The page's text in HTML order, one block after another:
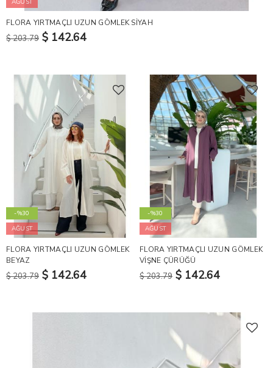
AĞUST
FLORA YIRTMAÇLI UZUN GÖMLEK SİYAH
$ 203.79 $ 142.64
-%30
AĞUST
FLORA YIRTMAÇLI UZUN GÖMLEK
BEYAZ
$ 203.79 $ 142.64
-%30
AĞUST
FLORA YIRTMAÇLI UZUN GÖMLEK
VİŞNE ÇÜRÜĞÜ
$ 203.79 $ 142.64